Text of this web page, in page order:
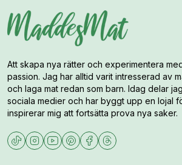
Att skapa nya rätter och experimentera
passion. Jag har alltid varit intresserad av
och laga mat redan som barn. Idag delar
sociala medier och har byggt upp en lojal
inspirerar mig att fortsätta prova nya saker.